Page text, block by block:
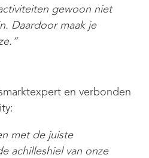
gewoon niet
Daardoor maak je
. “
en verbonden
:
met de juiste
achilleshiel van onze